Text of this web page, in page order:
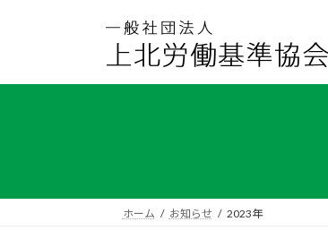
プ
動
ホーム お知らせ 2023年